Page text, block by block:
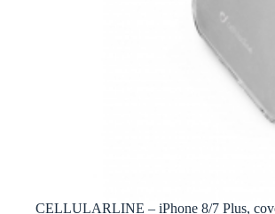
CELLULARLINE – iPhone 8/7 Plus,